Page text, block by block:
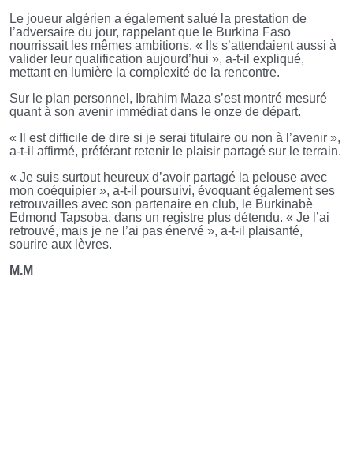
Le joueur algérien a également salué la prestation de
l’adversaire du jour, rappelant que le Burkina Faso
nourrissait les mêmes ambitions. « Ils s’attendaient aussi à
valider leur qualification aujourd’hui », a-t-il expliqué,
mettant en lumière la complexité de la rencontre.
Sur le plan personnel, Ibrahim Maza s’est montré mesuré
quant à son avenir immédiat dans le onze de départ.
« Il est difficile de dire si je serai titulaire ou non à l’avenir »,
a-t-il affirmé, préférant retenir le plaisir partagé sur le terrain.
« Je suis surtout heureux d’avoir partagé la pelouse avec
mon coéquipier », a-t-il poursuivi, évoquant également ses
retrouvailles avec son partenaire en club, le Burkinabè
Edmond Tapsoba, dans un registre plus détendu. « Je l’ai
retrouvé, mais je ne l’ai pas énervé », a-t-il plaisanté,
sourire aux lèvres.
M.M